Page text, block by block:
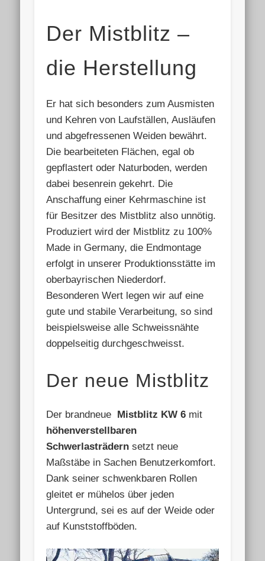
Der Mistblitz –
die Herstellung
Er hat sich besonders zum Ausmisten
und Kehren von Laufställen, Ausläufen
und abgefressenen Weiden bewährt.
Die bearbeiteten Flächen, egal ob
gepflastert oder Naturboden, werden
dabei besenrein gekehrt. Die
Anschaffung einer Kehrmaschine ist
für Besitzer des Mistblitz also unnötig.
Produziert wird der Mistblitz zu 100%
Made in Germany, die Endmontage
erfolgt in unserer Produktionsstätte im
oberbayrischen Niederdorf.
Besonderen Wert legen wir auf eine
gute und stabile Verarbeitung, so sind
beispielsweise alle Schweissnähte
doppelseitig durchgeschweisst.
Der neue Mistblitz
Der brandneue Mistblitz KW 6 mit
höhenverstellbaren
Schwerlasträdern setzt neue
Maßstäbe in Sachen Benutzerkomfort.
Dank seiner schwenkbaren Rollen
gleitet er mühelos über jeden
Untergrund, sei es auf der Weide oder
auf Kunststoffböden.